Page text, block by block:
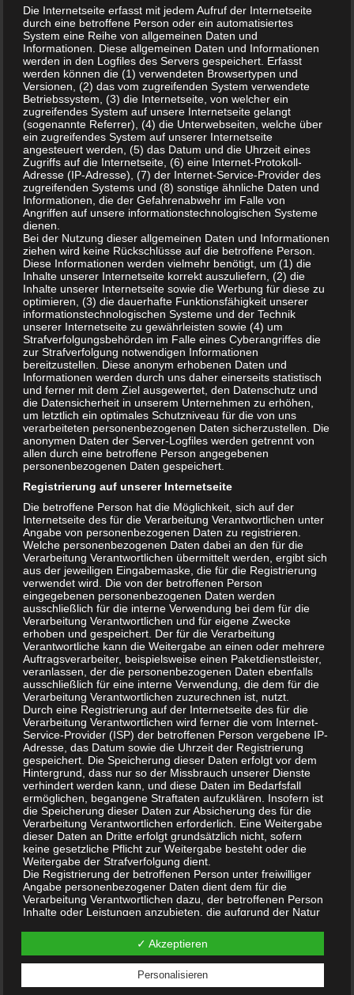
Eines der bekanntesten Peroxide auf Sauerstoffbasis ist
dasWasserstoffperoxid. Es wird zum Entfärben, Bleichen
und zur Desinfektion benutzt. Je nach Konzentration kann
es ab 3% Gehalt zur Desinfektion oder ab höheren
Konzentrationen auch zum Bleichen genutzt werden. Die im
Handel verfügbaren 30- und 50%igen wässrigen Lösungen
sind jedoch gefährlich, ätzend und brandfördernd.
Wesentlich stärker und reaktiver als Wasserstoffperoxid
wirken die organischen Persäuren, sogenannte
Peroxycarbonsäuren. Der bekannteste Vertreter dieser
Verbindungen ist die Peressigsäure(PES), die im
großtechnischen Maßstab hergestellt wird, und Bereits in
Konzentrationen ab 0,1% bestens zu Desinfektionszwecken
geeignet ist. Peressigsäure wirkt gegen alle Arten von
Erregern und wirkt somit bakterizid, sporizid, fungizid und
viruzid. Ab einer Konzentration von ca. 0,5% riecht
Peressigsäure allerdings schon stechend und unangenehm,
so dass für den Endanwender geeignete
anwendungsfertige Mischungen bzw. Konzentrate weitere
Inhaltsstoffe enthalten müssen, um diesen Effekt zu
minimieren. Lösungen mit einer PES-Konzentration ab ca.
0,3% können bereits zur Entsorgung von Zellkulturen (Agar
Petrischalen) verwendet werden, wenn diese über Nacht
darin aufbewahrt werden. Im Seuchenfall werden neben
Hypochlorit-haltigen Lösungen (siehe oben) auch
Desinfektionslösungen mit 1%iger PES zur Entseuchung von
PSA sowie der Umgebung verwendet. Peressigsäure im
Konzentrationsbereich zwischen 0,1% und 1% ist somit eine
universell und weitgehend gefahrlos anwendbare Flüssigkeit
zur hygienischen Reinigung bzw. Desinfektion, da sie
organische Moleküle aus dem unbelebten sowie auch aus
dem belebten Bereich schnell oxidiert und unschädlich
macht. Die Abprodukte bestehen ausschließlich aus
Sauerstoff, Essigsäure und Wasser, was diese
Verbindungsklasse äußerst umweltfreundlich macht.
Mehr zum Thema
______________________________________
wikipedia.org
Desinfektion
wikipedia.org
Die Internetseite erfasst mit jedem Aufruf der Internetseite
durch eine betroffene Person oder ein automatisiertes
System eine Reihe von allgemeinen Daten und
Informationen. Diese allgemeinen Daten und Informationen
werden in den Logfiles des Servers gespeichert. Erfasst
werden können die (1) verwendeten Browsertypen und
Versionen, (2) das vom zugreifenden System verwendete
Betriebssystem, (3) die Internetseite, von welcher ein
zugreifendes System auf unsere Internetseite gelangt
(sogenannte Referrer), (4) die Unterwebseiten, welche über
ein zugreifendes System auf unserer Internetseite
angesteuert werden, (5) das Datum und die Uhrzeit eines
Zugriffs auf die Internetseite, (6) eine Internet-Protokoll-
Adresse (IP-Adresse), (7) der Internet-Service-Provider des
zugreifenden Systems und (8) sonstige ähnliche Daten und
Informationen, die der Gefahrenabwehr im Falle von
Angriffen auf unsere informationstechnologischen Systeme
dienen.
Bei der Nutzung dieser allgemeinen Daten und Informationen
ziehen wird keine Rückschlüsse auf die betroffene Person.
Diese Informationen werden vielmehr benötigt, um (1) die
Inhalte unserer Internetseite korrekt auszuliefern, (2) die
Inhalte unserer Internetseite sowie die Werbung für diese zu
optimieren, (3) die dauerhafte Funktionsfähigkeit unserer
informationstechnologischen Systeme und der Technik
unserer Internetseite zu gewährleisten sowie (4) um
Strafverfolgungsbehörden im Falle eines Cyberangriffes die
zur Strafverfolgung notwendigen Informationen
bereitzustellen. Diese anonym erhobenen Daten und
Informationen werden durch uns daher einerseits statistisch
und ferner mit dem Ziel ausgewertet, den Datenschutz und
die Datensicherheit in unserem Unternehmen zu erhöhen,
um letztlich ein optimales Schutzniveau für die von uns
verarbeiteten personenbezogenen Daten sicherzustellen. Die
anonymen Daten der Server-Logfiles werden getrennt von
allen durch eine betroffene Person angegebenen
personenbezogenen Daten gespeichert.
Registrierung auf unserer Internetseite
Die betroffene Person hat die Möglichkeit, sich auf der
Internetseite des für die Verarbeitung Verantwortlichen unter
Angabe von personenbezogenen Daten zu registrieren.
Welche personenbezogenen Daten dabei an den für die
Verarbeitung Verantwortlichen übermittelt werden, ergibt sich
aus der jeweiligen Eingabemaske, die für die Registrierung
verwendet wird. Die von der betroffenen Person
eingegebenen personenbezogenen Daten werden
ausschließlich für die interne Verwendung bei dem für die
Verarbeitung Verantwortlichen und für eigene Zwecke
erhoben und gespeichert. Der für die Verarbeitung
Verantwortliche kann die Weitergabe an einen oder mehrere
Auftragsverarbeiter, beispielsweise einen Paketdienstleister,
veranlassen, der die personenbezogenen Daten ebenfalls
ausschließlich für eine interne Verwendung, die dem für die
Verarbeitung Verantwortlichen zuzurechnen ist, nutzt.
Durch eine Registrierung auf der Internetseite des für die
Verarbeitung Verantwortlichen wird ferner die vom Internet-
Service-Provider (ISP) der betroffenen Person vergebene IP-
Adresse, das Datum sowie die Uhrzeit der Registrierung
gespeichert. Die Speicherung dieser Daten erfolgt vor dem
Hintergrund, dass nur so der Missbrauch unserer Dienste
verhindert werden kann, und diese Daten im Bedarfsfall
ermöglichen, begangene Straftaten aufzuklären. Insofern ist
die Speicherung dieser Daten zur Absicherung des für die
Verarbeitung Verantwortlichen erforderlich. Eine Weitergabe
dieser Daten an Dritte erfolgt grundsätzlich nicht, sofern
keine gesetzliche Pflicht zur Weitergabe besteht oder die
Weitergabe der Strafverfolgung dient.
Die Registrierung der betroffenen Person unter freiwilliger
Angabe personenbezogener Daten dient dem für die
Verarbeitung Verantwortlichen dazu, der betroffenen Person
Inhalte oder Leistungen anzubieten, die aufgrund der Natur
können. Registrierten Personen steht die Möglichkeit frei, die
bei der Registrierung angegebenen personenbezogenen
Daten jederzeit abzuändern oder vollständig aus dem
Datenbestand des für die Verarbeitung Verantwortlichen
löschen zu lassen.
✓ Akzeptieren
Personalisieren